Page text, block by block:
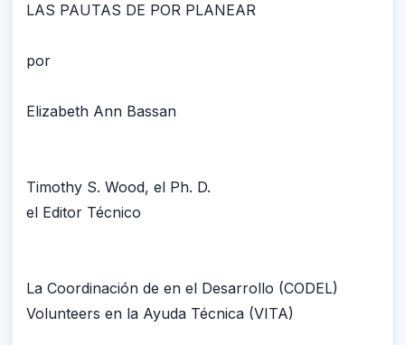
LAS PAUTAS DE POR PLANEAR
por
Elizabeth Ann Bassan
Timothy S. Wood, el Ph. D.
el Editor Técnico
La Coordinación de en el Desarrollo (CODEL)
Volunteers en la Ayuda Técnica (VITA)